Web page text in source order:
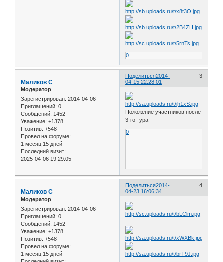
0
Поделиться 3
2014-
04-15 22:28:01
Маликов С
Модератор
Зарегистрирован: 2014-04-06
Приглашений: 0
Сообщений: 1452
Уважение: +1378
Позитив: +548
Провел на форуме:
1 месяц 15 дней
Последний визит:
2025-04-06 19:29:05
Положение участников после
3-го тура
0
Поделиться 4
2014-
04-23 16:06:34
Маликов С
Модератор
Зарегистрирован: 2014-04-06
Приглашений: 0
Сообщений: 1452
Уважение: +1378
Позитив: +548
Провел на форуме:
1 месяц 15 дней